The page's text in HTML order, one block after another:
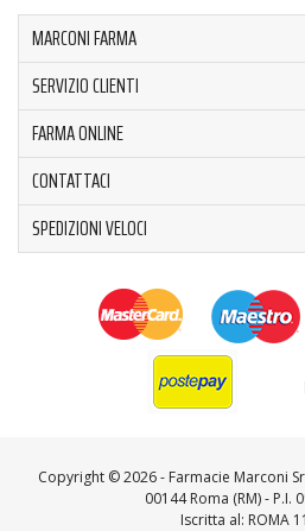
MARCONI FARMA
SERVIZIO CLIENTI
FARMA ONLINE
CONTATTACI
SPEDIZIONI VELOCI
Copyright ©2026 - Farmacie Marconi
00144 Roma (RM) - P.I.
Iscritta al: ROMA